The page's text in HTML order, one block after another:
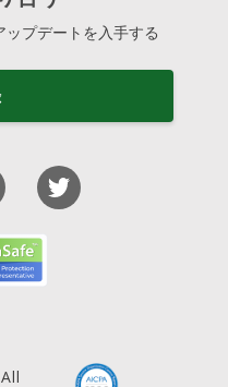
プデートを入手する